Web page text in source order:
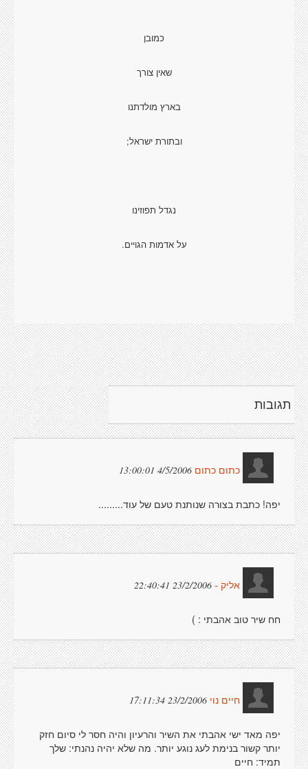
כמובן
שאין צורך
בארץ מולדתנו
ובתורת ישראל;
נגדל תפוזינו
על אדמות הגויים.
תגובות
כתום כתום 4/5/2006 13:00:01
יפה! כתבת בצורה שנותנת טעם של עוד.........
אליק - 23/2/2006 22:40:41
חח שיר טוב אהבתי : )
חיים נוי 23/2/2006 17:11:34
יפה מאד ישי אהבתי את השיר והרעיון והיה חסר לי סיום חזק
יותר קשור בנימת לעג נוגע יותר. מה שלא יהיה נהנתי: שלך
תמיד: חיים